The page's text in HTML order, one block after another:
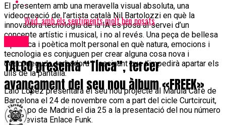
El presentem amb una meravella visual absoluta, una
videocreació de l’artista català Nil Bartolozzi en què la
innovadora tecnologia de la IA es posa al servei d’un
concepte artístic i musical, i no al revés. Una peça de bellesa
hipnòtica i poètica molt personal en què natura, emocions i
tecnologia es conjuguen per crear alguna cosa nova i
desconeguda, torbadora i fascinant que t’impedirà apartar els
ulls de la pantalla.
Lalo López presentarà el seu nou projecte al Marula Cafè de
Barcelona el 24 de novembre com a part del cicle Curtcircuit,
ia Tempo de Madrid el dia 25 a la presentació del nou número
de la revista Enlace Funk.
Wud, amb els sentiments molt ben posats
TALCO presenta “Tinca”, tercer
avançament del seu nou àlbum «FREEK»